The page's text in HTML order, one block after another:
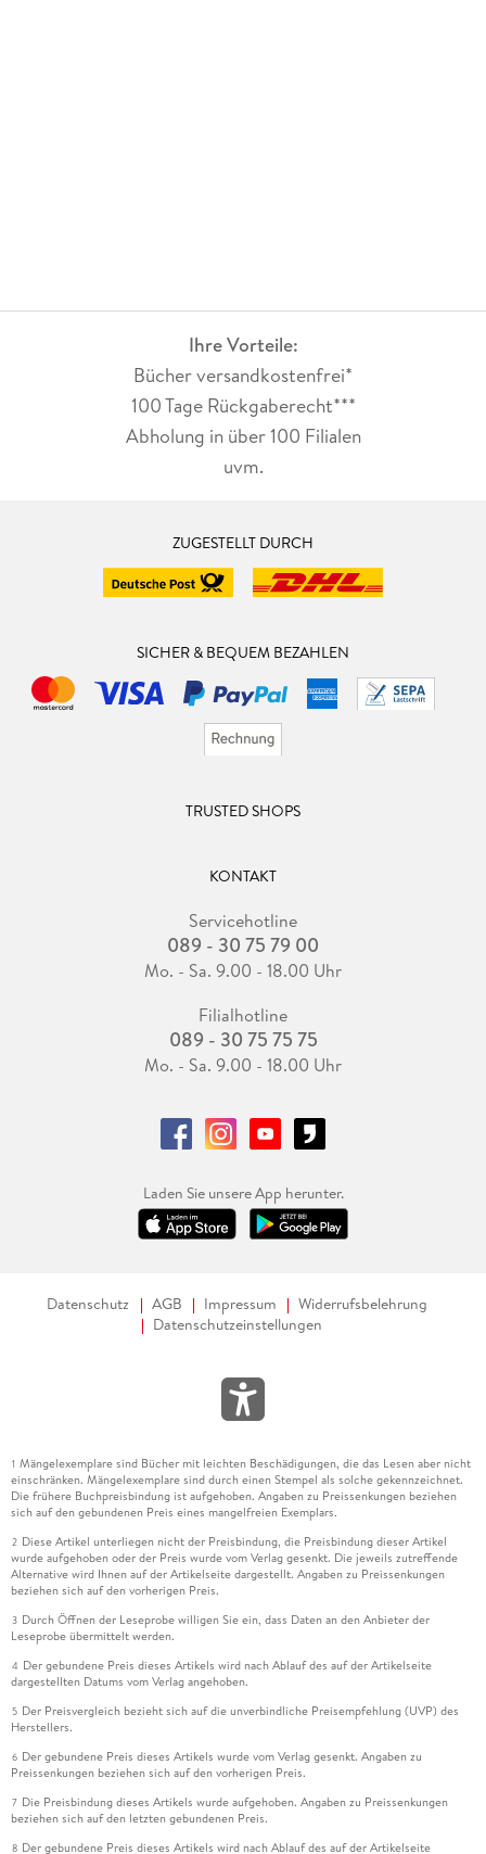
Ihre Vorteile:
Bücher versandkostenfrei*
100 Tage Rückgaberecht***
Abholung in über 100 Filialen
uvm.
ZUGESTELLT DURCH
SICHER & BEQUEM BEZAHLEN
TRUSTED SHOPS
KONTAKT
Servicehotline
089 - 30 75 79 00
Mo. - Sa. 9.00 - 18.00 Uhr
Filialhotline
089 - 30 75 75 75
Mo. - Sa. 9.00 - 18.00 Uhr
Laden Sie unsere App herunter.
Datenschutz AGB Impressum
Widerrufsbelehrung
Datenschutzeinstellungen
1 Mängelexemplare sind Bücher mit leichten Beschädigungen, die das Lesen aber nicht
einschränken. Mängelexemplare sind durch einen Stempel als solche gekennzeichnet.
Die frühere Buchpreisbindung ist aufgehoben. Angaben zu Preissenkungen beziehen
sich auf den gebundenen Preis eines mangelfreien Exemplars.
2 Diese Artikel unterliegen nicht der Preisbindung, die Preisbindung dieser Artikel
wurde aufgehoben oder der Preis wurde vom Verlag gesenkt. Die jeweils zutreffende
Alternative wird Ihnen auf der Artikelseite dargestellt. Angaben zu Preissenkungen
beziehen sich auf den vorherigen Preis.
3 Durch Öffnen der Leseprobe willigen Sie ein, dass Daten an den Anbieter der
Leseprobe übermittelt werden.
4 Der gebundene Preis dieses Artikels wird nach Ablauf des auf der Artikelseite
dargestellten Datums vom Verlag angehoben.
5 Der Preisvergleich bezieht sich auf die unverbindliche Preisempfehlung (UVP) des
Herstellers.
6 Der gebundene Preis dieses Artikels wurde vom Verlag gesenkt. Angaben zu
Preissenkungen beziehen sich auf den vorherigen Preis.
7 Die Preisbindung dieses Artikels wurde aufgehoben. Angaben zu Preissenkungen
beziehen sich auf den letzten gebundenen Preis.
8 Der gebundene Preis dieses Artikels wird nach Ablauf des auf der Artikelseite